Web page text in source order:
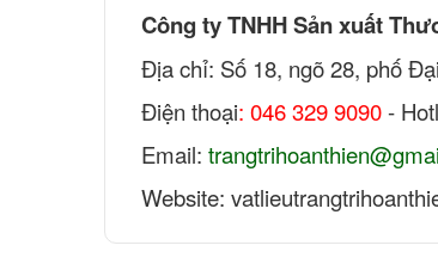
Công ty TNHH Sản xuất
Địa chỉ: Số 18, ngõ 28, phố
Điện thoại: 046 329 9090-
Email:
Website: